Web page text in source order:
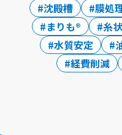
沈殿槽
膜処
まりも®
糸
水質安定
経費削減